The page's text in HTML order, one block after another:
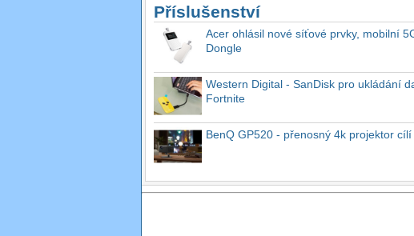
Příslušenství
Acer ohlásil nové síťové prvky, mobilní
Dongle
Western Digital - SanDisk pro ukládání
Fortnite
BenQ GP520 - přenosný 4k projektor